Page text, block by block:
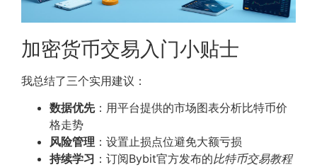
加密货币交易入门小贴士
我总结了三个实用建议：
数据优先：用平台提供的市场图表分析比特币价
格走势
风险管理 ：设置止损点位避免大额亏损
持续学习 ：订阅Bybit官方发布的比特币交易教程